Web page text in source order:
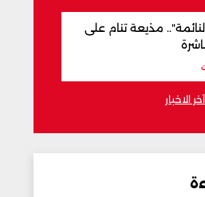
مذيعة تنام على
الاخبار